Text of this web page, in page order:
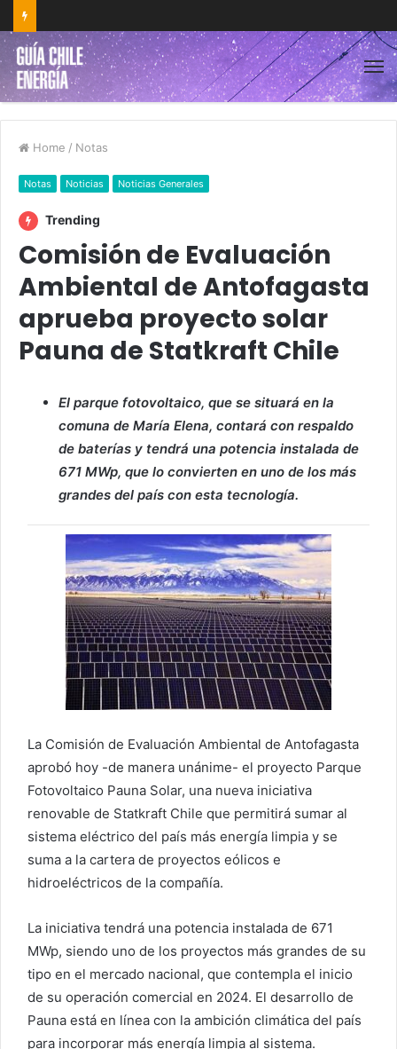
Home / Notas
Notas Noticias Noticias Generales
Trending
Comisión de Evaluación
Ambiental de Antofagasta
aprueba proyecto solar
Pauna de Statkraft Chile
El parque fotovoltaico, que se situará en la
comuna de María Elena, contará con respaldo
de baterías y tendrá una potencia instalada de
671 MWp, que lo convierten en uno de los más
grandes del país con esta tecnología.
La Comisión de Evaluación Ambiental de Antofagasta
aprobó hoy -de manera unánime- el proyecto Parque
Fotovoltaico Pauna Solar, una nueva iniciativa
renovable de Statkraft Chile que permitirá sumar al
sistema eléctrico del país más energía limpia y se
suma a la cartera de proyectos eólicos e
hidroeléctricos de la compañía.
La iniciativa tendrá una potencia instalada de 671
MWp, siendo uno de los proyectos más grandes de su
tipo en el mercado nacional, que contempla el inicio
de su operación comercial en 2024. El desarrollo de
Pauna está en línea con la ambición climática del país
para incorporar más energía limpia al sistema.